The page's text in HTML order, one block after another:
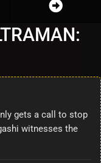
gets a call to stop
witnesses the